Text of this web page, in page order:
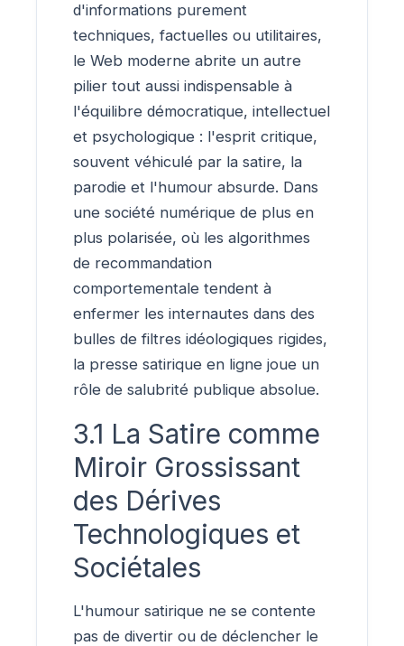
d'informations purement
techniques, factuelles ou utilitaires,
le Web moderne abrite un autre
pilier tout aussi indispensable à
l'équilibre démocratique, intellectuel
et psychologique : l'esprit critique,
souvent véhiculé par la satire, la
parodie et l'humour absurde. Dans
une société numérique de plus en
plus polarisée, où les algorithmes
de recommandation
comportementale tendent à
enfermer les internautes dans des
bulles de filtres idéologiques rigides,
la presse satirique en ligne joue un
rôle de salubrité publique absolue.
3.1 La Satire comme
Miroir Grossissant
des Dérives
Technologiques et
Sociétales
L'humour satirique ne se contente
pas de divertir ou de déclencher le